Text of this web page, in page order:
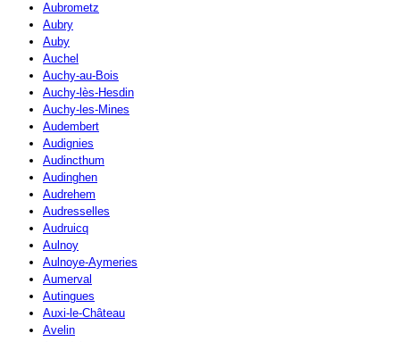
Aubrometz
Aubry
Auby
Auchel
Auchy-au-Bois
Auchy-lès-Hesdin
Auchy-les-Mines
Audembert
Audignies
Audincthum
Audinghen
Audrehem
Audresselles
Audruicq
Aulnoy
Aulnoye-Aymeries
Aumerval
Autingues
Auxi-le-Château
Avelin